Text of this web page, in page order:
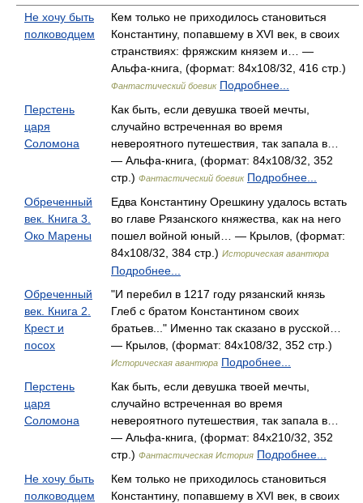
Не хочу быть
полководцем
Кем только не приходилось становиться
Константину, попавшему в XVI век, в своих
странствиях: фряжским князем и… —
Альфа-книга, (формат: 84x108/32, 416 стр.)
Фантастический боевик Подробнее...
Перстень
царя
Соломона
Как быть, если девушка твоей мечты,
случайно встреченная во время
невероятного путешествия, так запала в…
— Альфа-книга, (формат: 84x108/32, 352
стр.) Фантастический боевик Подробнее...
Обреченный
век. Книга 3.
Око Марены
Едва Константину Орешкину удалось встать
во главе Рязанского княжества, как на него
пошел войной юный… — Крылов, (формат:
84x108/32, 384 стр.) Историческая авантюра
Подробнее...
Обреченный
век. Книга 2.
Крест и
посох
"И перебил в 1217 году рязанский князь
Глеб с братом Константином своих
братьев..." Именно так сказано в русской…
— Крылов, (формат: 84x108/32, 352 стр.)
Историческая авантюра Подробнее...
Перстень
царя
Соломона
Как быть, если девушка твоей мечты,
случайно встреченная во время
невероятного путешествия, так запала в…
— Альфа-книга, (формат: 84x210/32, 352
стр.) Фантастическая История Подробнее...
Не хочу быть
полководцем
Кем только не приходилось становиться
Константину, попавшему в XVI век, в своих